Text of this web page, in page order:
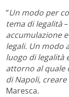
“Un modo per
tema di legalità
accumulazione
legali. Un modo
luogo di legalità
attorno al quale
di Napoli,
Maresca.